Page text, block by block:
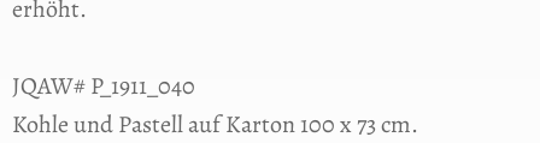
erhöht.
JQAW# P_1911_040
Kohle und Pastell auf Karton 100 x 73 cm.